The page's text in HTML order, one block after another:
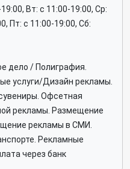
Вт: c 11:00-19:00, Ср:
Пт: c 11:00-19:00, Сб:
дело / Полиграфия.
услуги/Дизайн рекламы.
Офсетная
рекламы. Размещение
рекламы в СМИ.
Рекламные
через банк